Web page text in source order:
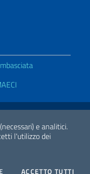
e analitici.
l'utilizzo dei
COOKIESACCETTO TUTTI